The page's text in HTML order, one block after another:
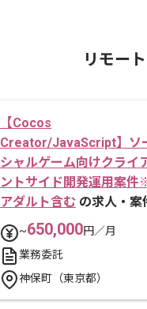
リモー
【Cocos
Creator/JavaScript】ソ
シャルゲーム向けクライ
ントサイド開発運用案件
アダルト含む の求人・案
~650,000円／月
業務委託
神保町（東京都）